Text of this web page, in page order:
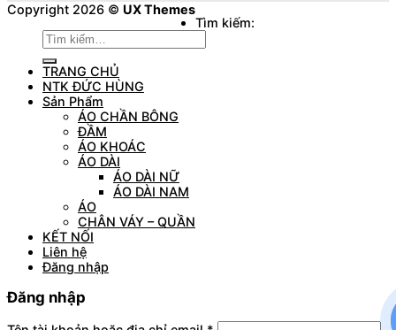
Copyright 2026 © UX Themes
Tìm kiếm:
TRANG CHỦ
NTK ĐỨC HÙNG
Sản Phẩm
ÁO CHẦN BÔNG
ĐẦM
ÁO KHOÁC
ÁO DÀI
ÁO DÀI NỮ
ÁO DÀI NAM
ÁO
CHÂN VÁY – QUẦN
KẾT NỐI
Liên hệ
Đăng nhập
Đăng nhập